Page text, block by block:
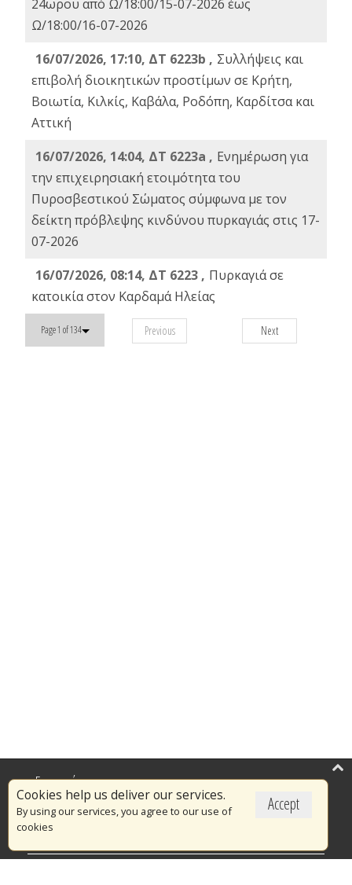
24ωρου από Ω/18:00/15-07-2026 έως
Ω/18:00/16-07-2026
16/07/2026, 17:10, ΔΤ 6223b , Συλλήψεις και
επιβολή διοικητικών προστίμων σε Κρήτη,
Βοιωτία, Κιλκίς, Καβάλα, Ροδόπη, Καρδίτσα και
Αττική
16/07/2026, 14:04, ΔΤ 6223a , Ενημέρωση για
την επιχειρησιακή ετοιμότητα του
Πυροσβεστικού Σώματος σύμφωνα με τον
δείκτη πρόβλεψης κινδύνου πυρκαγιάς στις 17-
07-2026
16/07/2026, 08:14, ΔΤ 6223 , Πυρκαγιά σε
κατοικία στον Καρδαμά Ηλείας
Page 1 of 134 Previous Next
Accept
Cookies help us deliver our services.
By using our services, you agree to our use of
cookies
Επικαιρότητα
Το Πυροσβεστικό Σώμα